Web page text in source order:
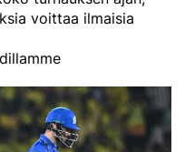
voittaa ilmaisia